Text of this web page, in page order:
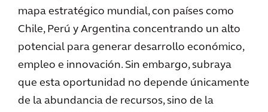
mapa estratégico mundial, con países como
Chile, Perú y Argentina concentrando un alto
potencial para generar desarrollo económico,
empleo e innovación. Sin embargo, subraya
que esta oportunidad no depende únicamente
de la abundancia de recursos, sino de la